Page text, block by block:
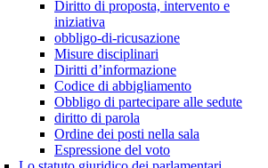
Diritto di proposta, intervento e
iniziativa
obbligo-di-ricusazione
Misure disciplinari
Diritti d’informazione
Codice di abbigliamento
Obbligo di partecipare alle sedute
diritto di parola
Ordine dei posti nella sala
Espressione del voto